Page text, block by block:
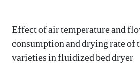
Effect of air temperature and
consumption and drying rate of
varieties in fluidized bed dryer